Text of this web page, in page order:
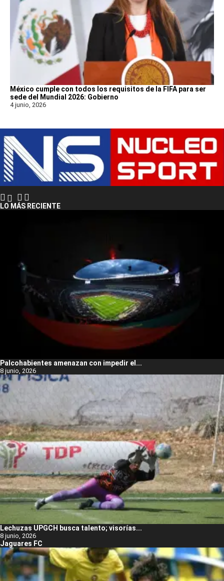
México cumple con todos los requisitos de la FIFA para ser
sede del Mundial 2026: Gobierno
4 junio, 2026
LO MÁS RECIENTE
Palcohabientes amenazan con impedir el...
8 junio, 2026
Lechuzas UPGCH busca talento; visorías...
8 junio, 2026
Jaguares FC